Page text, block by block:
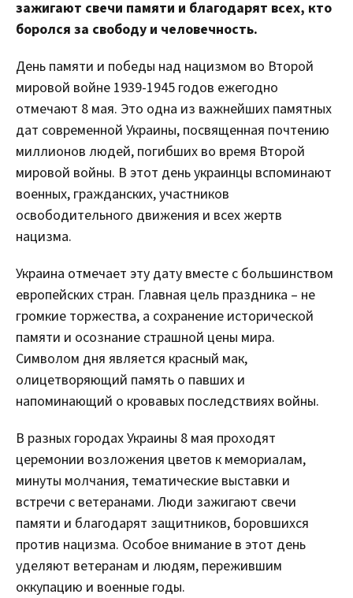
зажигают свечи памяти и благодарят всех, кто
боролся за свободу и человечность.
День памяти и победы над нацизмом во Второй
мировой войне 1939-1945 годов ежегодно
отмечают 8 мая. Это одна из важнейших памятных
дат современной Украины, посвященная почтению
миллионов людей, погибших во время Второй
мировой войны. В этот день украинцы вспоминают
военных, гражданских, участников
освободительного движения и всех жертв
нацизма.
Украина отмечает эту дату вместе с большинством
европейских стран. Главная цель праздника – не
громкие торжества, а сохранение исторической
памяти и осознание страшной цены мира.
Символом дня является красный мак,
олицетворяющий память о павших и
напоминающий о кровавых последствиях войны.
В разных городах Украины 8 мая проходят
церемонии возложения цветов к мемориалам,
минуты молчания, тематические выставки и
встречи с ветеранами. Люди зажигают свечи
памяти и благодарят защитников, боровшихся
против нацизма. Особое внимание в этот день
уделяют ветеранам и людям, пережившим
оккупацию и военные годы.